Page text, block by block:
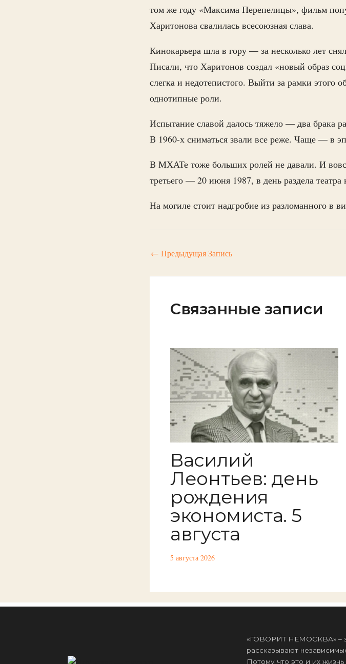
том же году «Максима Перепелицы», фильм
Харитонова свалилась всесоюзная слава.
Кинокарьера шла в гору — за несколько лет
Писали, что Харитонов создал «новый образ
слегка и недотепистого. Выйти за рамки этого
однотипные роли.
Испытание славой далось тяжело — два брака
В 1960-х сниматься звали все реже. Чаще — в
В МХАТе тоже больших ролей не давали. И
третьего — 20 июня 1987, в день раздела
На могиле стоит надгробие из разломанного в
← Предыдущая Запись
Связанные записи
Василий
Леонтьев: день
рождения
экономиста. 5
августа
5 августа 2026
«ГОВОРИТ НЕМОСКВА» –
рассказывают
Потому что это и их жизнь